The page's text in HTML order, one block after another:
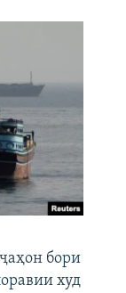
бори
худ